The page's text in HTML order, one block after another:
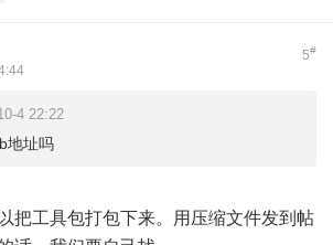
5#
4 22:22
地址吗
把工具包打包下来。用压缩文件发到帖